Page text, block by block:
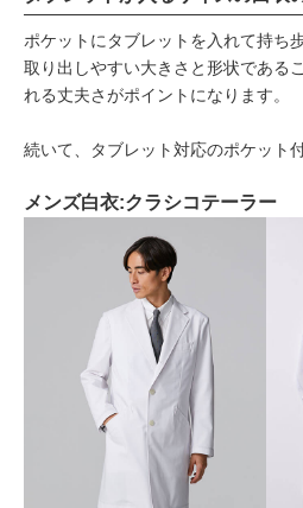
ポケットにタブレットを入れて持ち
取り出しやすい大きさと形状である
れる丈夫さがポイントになります。
続いて、タブレット対応のポケット
メンズ白衣:クラシコテーラー